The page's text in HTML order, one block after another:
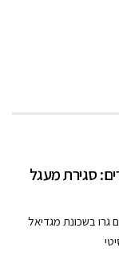
סגירת מעגל
גרו בשכונת מגדיאל